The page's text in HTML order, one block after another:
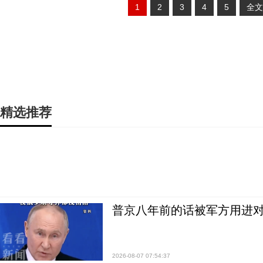
1 2 3 4 5 全文
精选推荐
普京八年前的话被军方用进
2026-08-07 07:54:37